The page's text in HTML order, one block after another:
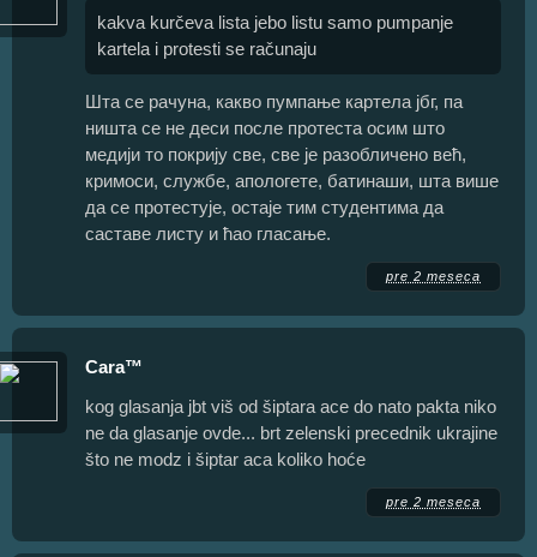
kakva kurčeva lista jebo listu samo pumpanje
kartela i protesti se računaju
Шта се рачуна, какво пумпање картела јбг, па
ништа се не деси после протеста осим што
медији то покрију све, све је разобличено већ,
кримоси, службе, апологете, батинаши, шта више
да се протестује, остаје тим студентима да
саставе листу и ћао гласање.
pre 2 meseca
Cara™
kog glasanja jbt viš od šiptara ace do nato pakta niko
ne da glasanje ovde... brt zelenski precednik ukrajine
što ne modz i šiptar aca koliko hoće
pre 2 meseca